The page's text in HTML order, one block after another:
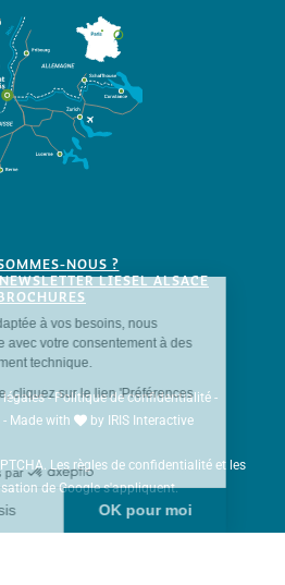
NOUS ?
LIESEL ALSACE
- Politique de confidentialité -
- Made with by IRIS Interactive
Les règles de confidentialitéet les
de Google s'appliquent.